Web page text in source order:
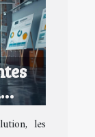
les